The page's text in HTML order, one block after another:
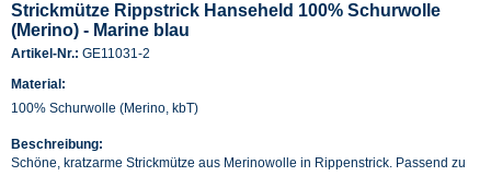
Strickmütze Rippstrick Hanseheld 100% Schurwolle
(Merino) - Marine blau
Artikel-Nr.: GE11031-2
Material:
100% Schurwolle (Merino, kbT)
Beschreibung:
Schöne, kratzarme Strickmütze aus Merinowolle in Rippenstrick. Passend zu